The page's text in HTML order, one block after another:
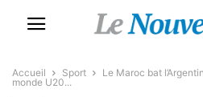
Accueil Sport
Le Maroc bat
monde U20...